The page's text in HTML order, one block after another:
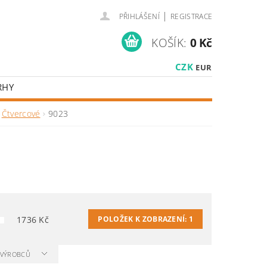
PŘIHLÁŠENÍ | REGISTRACE
CZK EUR
KOŠÍK: 0 Kč
Čtvercové 9023
1736 Kč POLOŽEK K ZOBRAZENÍ: 1